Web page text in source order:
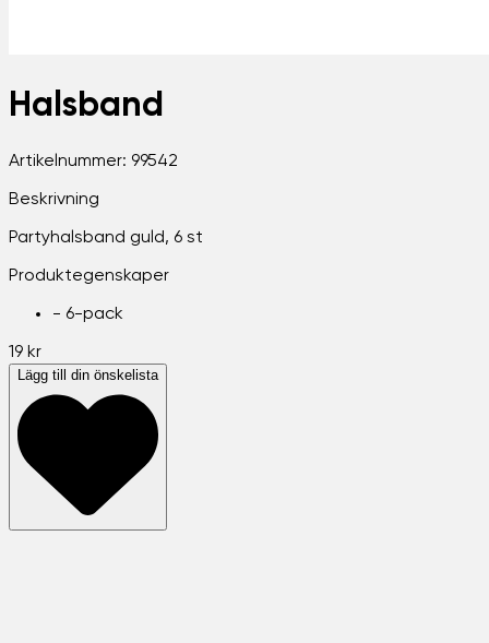
Halsband
Artikelnummer: 99542
Beskrivning
Partyhalsband guld, 6 st
Produktegenskaper
- 6-pack
19 kr
Lägg till din önskelista